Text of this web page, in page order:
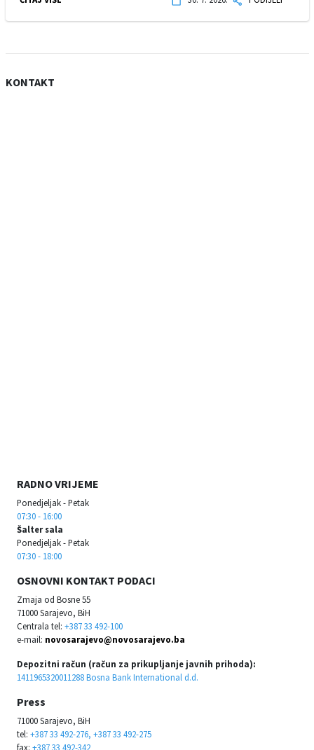
KONTAKT
RADNO VRIJEME
Ponedjeljak - Petak
07:30 - 16:00
Šalter sala
Ponedjeljak - Petak
07:30 - 18:00
OSNOVNI KONTAKT PODACI
Zmaja od Bosne 55
71000 Sarajevo, BiH
Centrala tel: +387 33 492-100
e-mail: novosarajevo@novosarajevo.ba
Depozitni račun (račun za prikupljanje javnih prihoda):
1411965320011288 Bosna Bank International d.d.
Press
71000 Sarajevo, BiH
tel: +387 33 492-276, +387 33 492-275
fax: +387 33 492-342